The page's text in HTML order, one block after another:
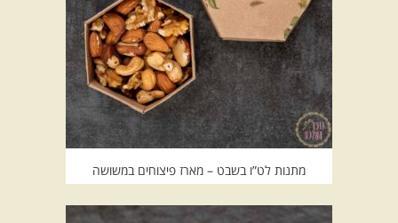
מתנות לט”ו בשבט – מארז פיצוחים במשושה